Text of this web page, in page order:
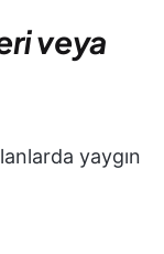
veya
yaygın